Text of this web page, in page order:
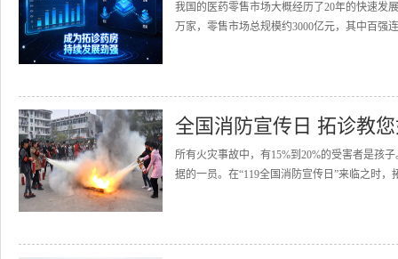
我国的医药零售市场大概经历了20年的快速发
万家，零售市场总规模约3000亿元，其中百强
全国消防宣传日 拓诊教
所有火灾事故中，有15%到20%的受害者是孩
据的一员。在“119全国消防宣传日”来临之时